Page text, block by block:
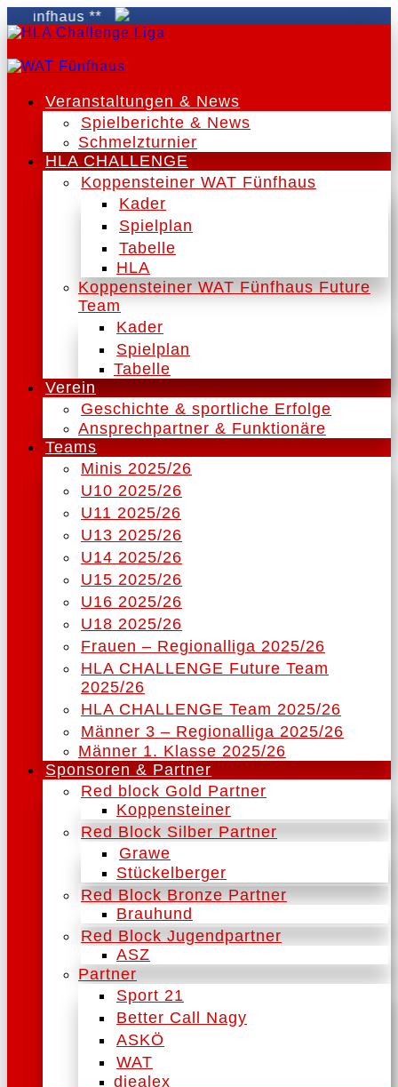
**
Veranstaltungen & News
Spielberichte & News
Schmelzturnier
HLA CHALLENGE
Koppensteiner WAT Fünfhaus
Kader
Spielplan
Tabelle
HLA
Koppensteiner WAT Fünfhaus Future
Team
Kader
Spielplan
Tabelle
Verein
Geschichte & sportliche Erfolge
Ansprechpartner & Funktionäre
Teams
Minis 2025/26
U10 2025/26
U11 2025/26
U13 2025/26
U14 2025/26
U15 2025/26
U16 2025/26
U18 2025/26
Frauen – Regionalliga 2025/26
HLA CHALLENGE Future Team
2025/26
HLA CHALLENGE Team 2025/26
Männer 3 – Regionalliga 2025/26
Männer 1. Klasse 2025/26
Sponsoren & Partner
Red block Gold Partner
Koppensteiner
Red Block Silber Partner
Grawe
Stückelberger
Red Block Bronze Partner
Brauhund
Red Block Jugendpartner
ASZ
Partner
Sport 21
Better Call Nagy
ASKÖ
WAT
diealex